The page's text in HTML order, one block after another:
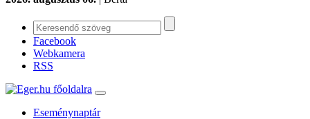
Facebook
Webkamera
RSS
Eseménynaptár